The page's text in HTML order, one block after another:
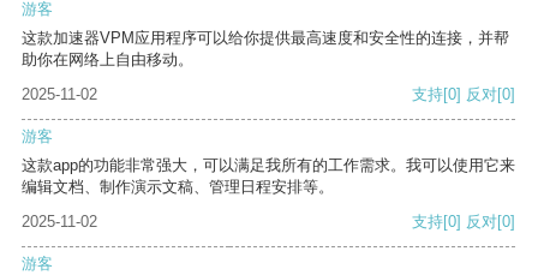
游客
这款加速器VPM应用程序可以给你提供最高速度和安全性的连接，并帮
助你在网络上自由移动。
2025-11-02
支持[0] 反对[0]
游客
这款app的功能非常强大，可以满足我所有的工作需求。我可以使用它来
编辑文档、制作演示文稿、管理日程安排等。
2025-11-02
支持[0] 反对[0]
游客